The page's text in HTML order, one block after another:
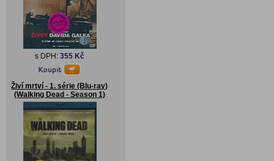
s DPH: 355 Kč
Živí mrtví - 1. série (Blu-ray)
(Walking Dead - Season 1)